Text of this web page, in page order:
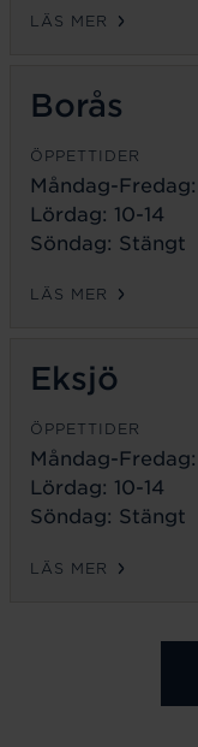
LÄS MER
Borås
ÖPPETTIDER
Måndag-Fredag:
Lördag: 10-14
Söndag: Stängt
LÄS MER
Eksjö
ÖPPETTIDER
Måndag-Fredag:
Lördag: 10-14
Söndag: Stängt
LÄS MER